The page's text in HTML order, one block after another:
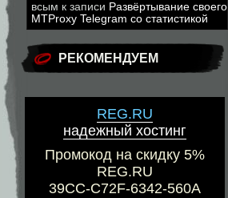
всым к записи Развёртывание своего
MTProxy Telegram со статистикой
РЕКОМЕНДУЕМ
REG.RU
надежный хостинг
Промокод на скидку 5%
REG.RU
39CC-C72F-6342-560A